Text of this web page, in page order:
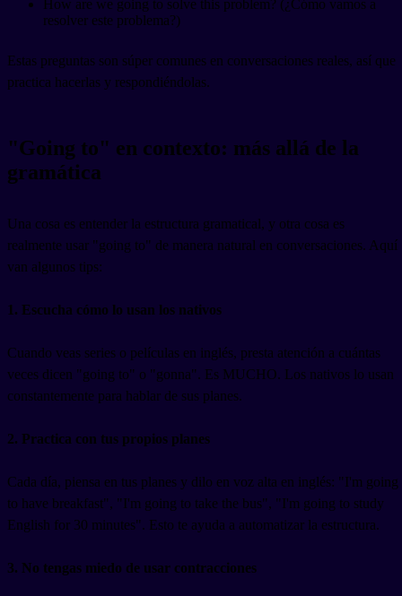
How are we going to solve this problem? (¿Cómo vamos a
resolver este problema?)
Estas preguntas son súper comunes en conversaciones reales, así que
practica hacerlas y respondiéndolas.
"Going to" en contexto: más allá de la
gramática
Una cosa es entender la estructura gramatical, y otra cosa es
realmente usar "going to" de manera natural en conversaciones. Aquí
van algunos tips:
1. Escucha cómo lo usan los nativos
Cuando veas series o películas en inglés, presta atención a cuántas
veces dicen "going to" o "gonna". Es MUCHO. Los nativos lo usan
constantemente para hablar de sus planes.
2. Practica con tus propios planes
Cada día, piensa en tus planes y dilo en voz alta en inglés: "I'm going
to have breakfast", "I'm going to take the bus", "I'm going to study
English for 30 minutes". Esto te ayuda a automatizar la estructura.
3. No tengas miedo de usar contracciones